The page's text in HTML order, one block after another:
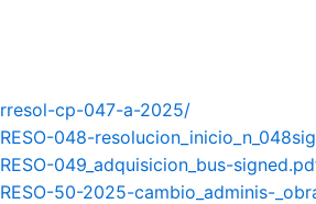
rresol-cp-047-a-2025/
RESO-048-
RESO-049_adquisicion_bus-
RESO-50-2025-cambio_adminis-